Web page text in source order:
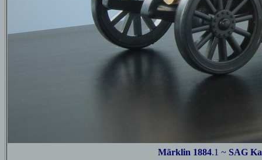
Märklin 1884.1 ~ SAG